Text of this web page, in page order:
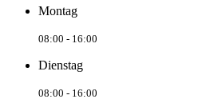
Montag
08:00 - 16:00
Dienstag
08:00 - 16:00